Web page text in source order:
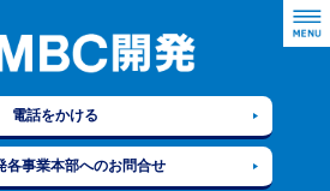
電話をかける
各事業本部へのお問合せ